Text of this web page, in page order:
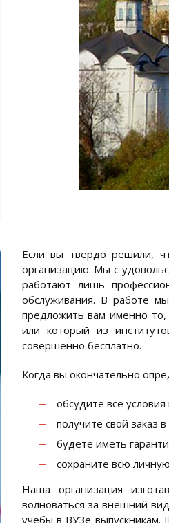
Если вы твердо решили,
организацию. Мы с
работают лишь
обслуживания. В работе
предложить вам именно
или который из
совершенно бесплатно.
Когда вы окончательно
обсудите все
получите свой заказ
будете иметь
сохраните всю
Наша организация
волноваться за внешний
учебы в ВУЗе выпускникам.